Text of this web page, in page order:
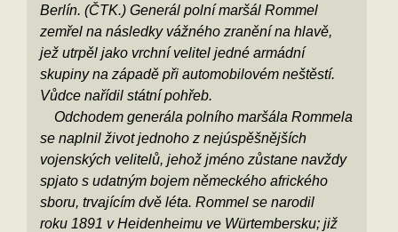
Berlín. (ČTK.) Generál polní maršál Rommel
zemřel na následky vážného zranění na hlavě,
jež utrpěl jako vrchní velitel jedné armádní
skupiny na západě při automobilovém neštěstí.
Vůdce nařídil státní pohřeb.
Odchodem generála polního maršála Rommela
se naplnil život jednoho z nejúspěšnějších
vojenských velitelů, jehož jméno zůstane navždy
spjato s udatným bojem německého afrického
sboru, trvajícím dvě léta. Rommel se narodil
roku 1891 v Heidenheimu ve Würtembersku; již